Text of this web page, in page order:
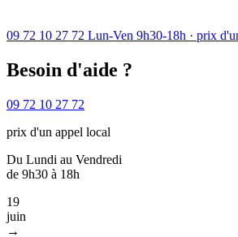
09 72 10 27 72 Lun-Ven 9h30-18h · prix
Besoin d'aide ?
09 72 10 27 72
prix d'un appel local
Du Lundi au Vendredi
de 9h30 à 18h
19
juin
→